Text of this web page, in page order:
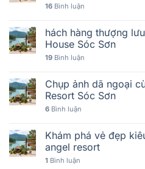
16 Bình luận
hách hàng thượng
House Sóc Sơn
19 Bình luận
Chụp ảnh dã ngoại
Resort Sóc Sơn
6 Bình luận
Khám phá vẻ đẹp
angel resort
1 Bình luận